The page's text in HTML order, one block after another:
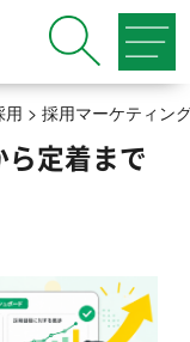
用 > 採用マーケティン
定着まで